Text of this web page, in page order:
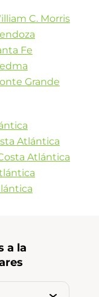
C. Morris
Fe
Grande
Atlántica
Atlántica
a la